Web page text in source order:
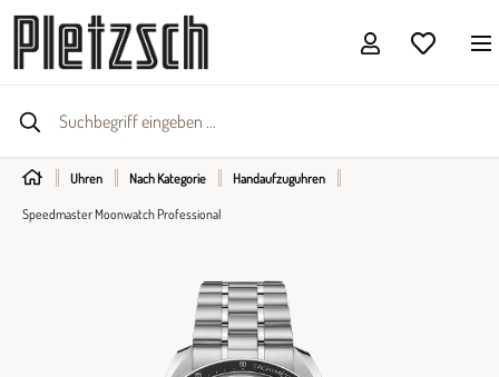
Uhren Nach Kategorie Handaufzuguhren
Speedmaster Moonwatch Professional